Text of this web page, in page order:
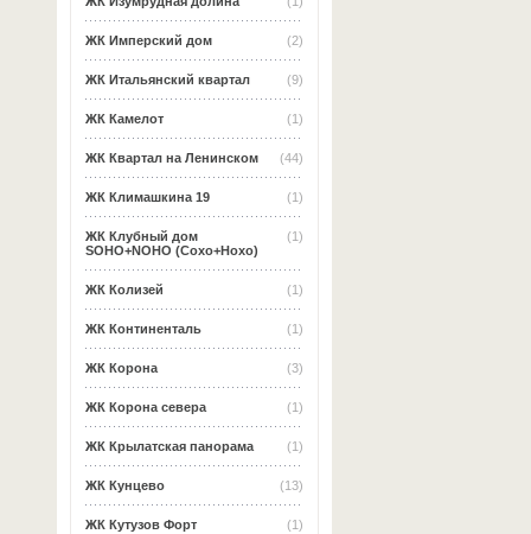
(2)
ЖК Имперский дом
(9)
ЖК Итальянский квартал
(1)
ЖК Камелот
(44)
ЖК Квартал на Ленинском
(1)
ЖК Климашкина 19
(1)
ЖК Клубный дом
SOHO+NOHO (Сохо+Нохо)
(1)
ЖК Колизей
(1)
ЖК Континенталь
(3)
ЖК Корона
(1)
ЖК Корона севера
(1)
ЖК Крылатская панорама
(13)
ЖК Кунцево
(1)
ЖК Кутузов Форт